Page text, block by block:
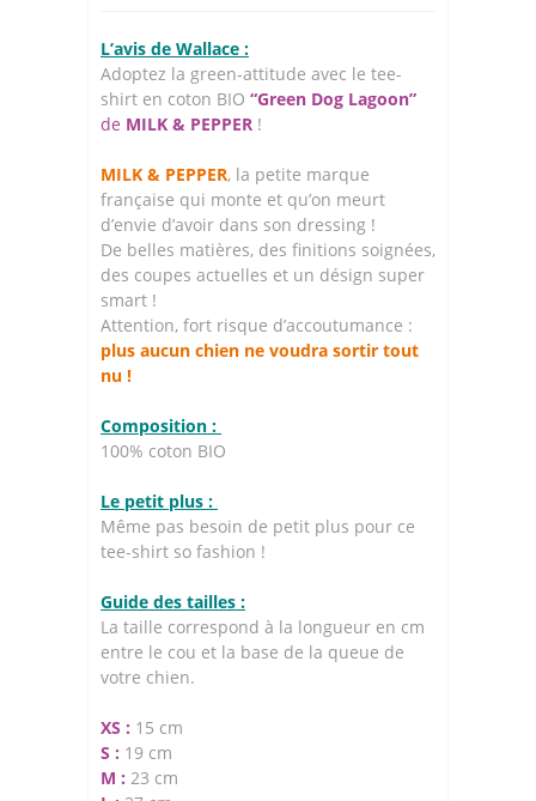
L’avis de Wallace :
Adoptez la green-attitude avec le tee-
shirt en coton BIO “Green Dog Lagoon”
de MILK & PEPPER !
MILK & PEPPER, la petite marque
française qui monte et qu’on meurt
d’envie d’avoir dans son dressing !
De belles matières, des finitions soignées,
des coupes actuelles et un désign super
smart !
Attention, fort risque d’accoutumance :
plus aucun chien ne voudra sortir tout
nu !
Composition :
100% coton BIO
Le petit plus :
Même pas besoin de petit plus pour ce
tee-shirt so fashion !
Guide des tailles :
La taille correspond à la longueur en cm
entre le cou et la base de la queue de
votre chien.
XS : 15 cm
S : 19 cm
M : 23 cm